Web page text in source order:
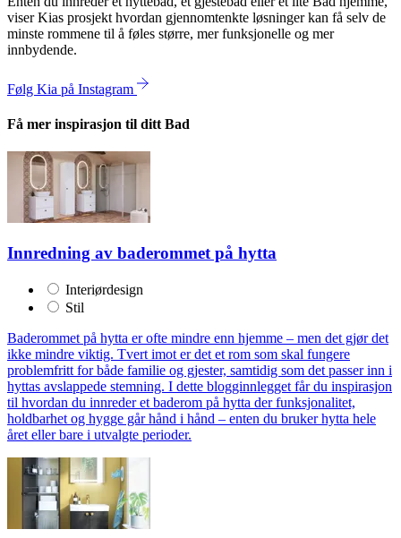
viser Kias prosjekt hvordan gjennomtenkte løsninger kan få selv de
minste rommene til å føles større, mer funksjonelle og mer
innbydende.
Følg Kia på Instagram
Få mer inspirasjon til ditt Bad
Innredning av baderommet på hytta
Interiørdesign
Stil
Baderommet på hytta er ofte mindre enn hjemme – men det gjør det
ikke mindre viktig. Tvert imot er det et rom som skal fungere
problemfritt for både familie og gjester, samtidig som det passer inn i
hyttas avslappede stemning. I dette blogginnlegget får du inspirasjon
til hvordan du innreder et baderom på hytta der funksjonalitet,
holdbarhet og hygge går hånd i hånd – enten du bruker hytta hele
året eller bare i utvalgte perioder.